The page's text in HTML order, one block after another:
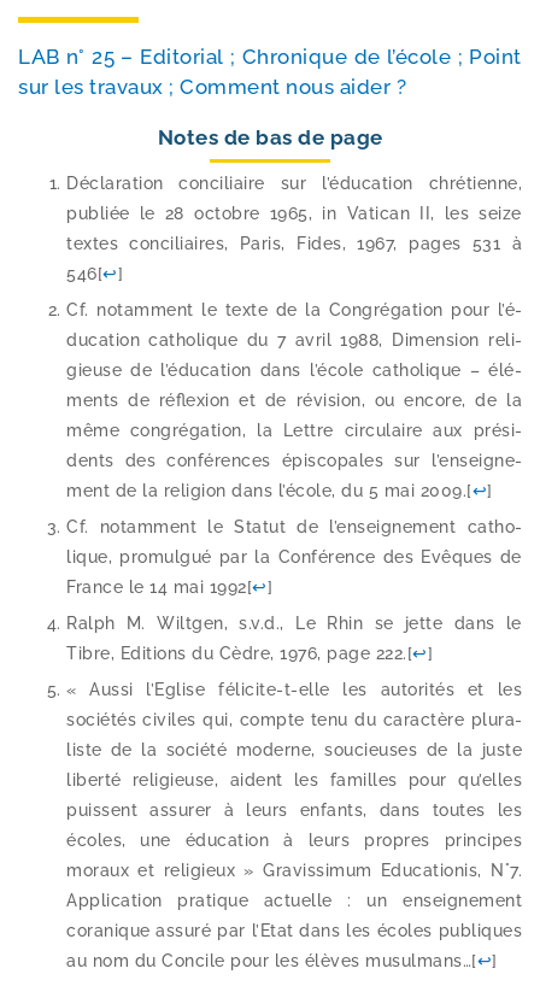
LAB n° 25 – Editorial ; Chronique de l’é­cole ; Point
sur les tra­vaux ; Comment nous aider ?
Notes de bas de page
Déclaration conci­liaire sur l’éducation chré­tienne,
publiée le 28 octobre 1965, in Vatican II, les seize
textes conci­liaires, Paris, Fides, 1967, pages 531 à
546[↩]
Cf. notam­ment le texte de la Congrégation pour l’é­
du­ca­tion catho­lique du 7 avril 1988, Dimension reli­
gieuse de l’é­du­ca­tion dans l’é­cole catho­lique – élé­
ments de réflexion et de révi­sion, ou encore, de la
même congré­ga­tion, la Lettre cir­cu­laire aux pré­si­
dents des confé­rences épis­co­pales sur l’en­sei­gne­
ment de la reli­gion dans l’é­cole, du 5 mai 2009.[↩]
Cf. notam­ment le Statut de l’en­sei­gne­ment catho­
lique, pro­mul­gué par la Conférence des Evêques de
France le 14 mai 1992[↩]
Ralph M. Wiltgen, s.v.d., Le Rhin se jette dans le
Tibre, Editions du Cèdre, 1976, page 222.[↩]
« Aussi l’Eglise félicite-​t-​elle les auto­ri­tés et les
socié­tés civiles qui, compte tenu du carac­tère plu­ra­
liste de la socié­té moderne, sou­cieuses de la juste
liber­té reli­gieuse, aident les familles pour qu’elles
puissent assu­rer à leurs enfants, dans toutes les
écoles, une édu­ca­tion à leurs propres prin­cipes
moraux et reli­gieux » Gravissimum Educationis, N°7.
Application pra­tique actuelle : un ensei­gne­ment
cora­nique assu­ré par l’Etat dans les écoles publiques
au nom du Concile pour les élèves musul­mans…[↩]